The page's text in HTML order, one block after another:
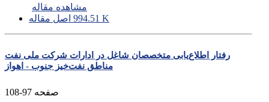
مشاهده مقاله
994.51 K
رفتار اطلاع‌یابی متخصصان شاغل در ادارات شرکت ملی نفت
مناطق نفت‌خیز جنوب - اهواز
صفحه 97-108